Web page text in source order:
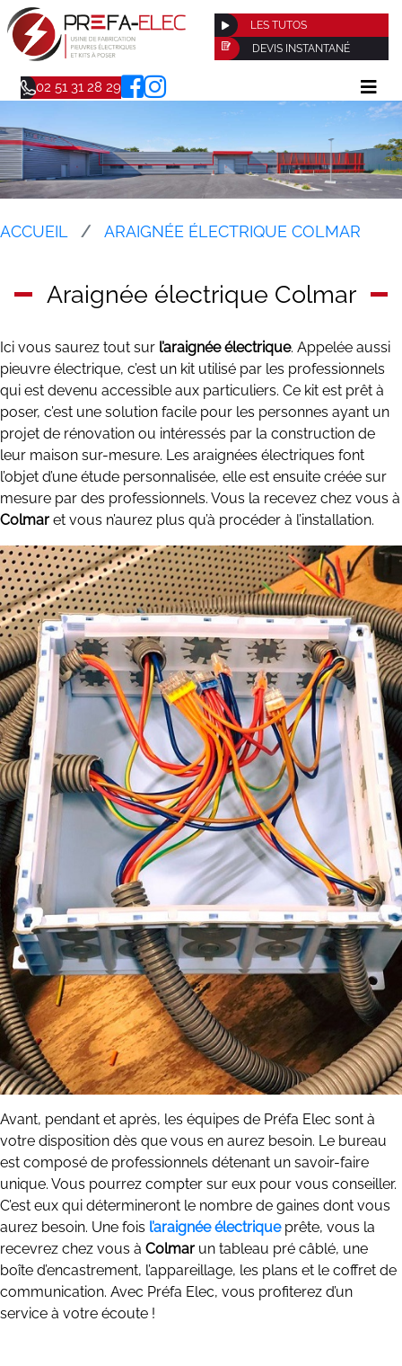
LES TUTOS
DEVIS INSTANTANÉ
02 51 31 28 29
ACCUEIL ARAIGNÉE ÉLECTRIQUE COLMAR
Araignée électrique Colmar
Ici vous saurez tout sur l’araignée électrique. Appelée aussi
pieuvre électrique, c’est un kit utilisé par les professionnels
qui est devenu accessible aux particuliers. Ce kit est prêt à
poser, c’est une solution facile pour les personnes ayant un
projet de rénovation ou intéressés par la construction de
leur maison sur-mesure. Les araignées électriques font
l’objet d’une étude personnalisée, elle est ensuite créée sur
mesure par des professionnels. Vous la recevez chez vous à
Colmar et vous n’aurez plus qu’à procéder à l’installation.
Avant, pendant et après, les équipes de Préfa Elec sont à
votre disposition dès que vous en aurez besoin. Le bureau
est composé de professionnels détenant un savoir-faire
unique. Vous pourrez compter sur eux pour vous conseiller.
C’est eux qui détermineront le nombre de gaines dont vous
aurez besoin. Une fois l’araignée électriqueprête, vous la
recevrez chez vous à Colmar un tableau pré câblé, une
boîte d’encastrement, l’appareillage, les plans et le coffret de
communication. Avec Préfa Elec, vous profiterez d’un
service à votre écoute !